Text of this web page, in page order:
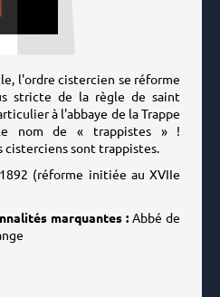
l'ordre cistercien se réforme
stricte de la règle de saint
à l'abbaye de la Trappe
nom de « trappistes » !
cisterciens sont trappistes.
(réforme initiée au XVIIe
marquantes :Abbé de